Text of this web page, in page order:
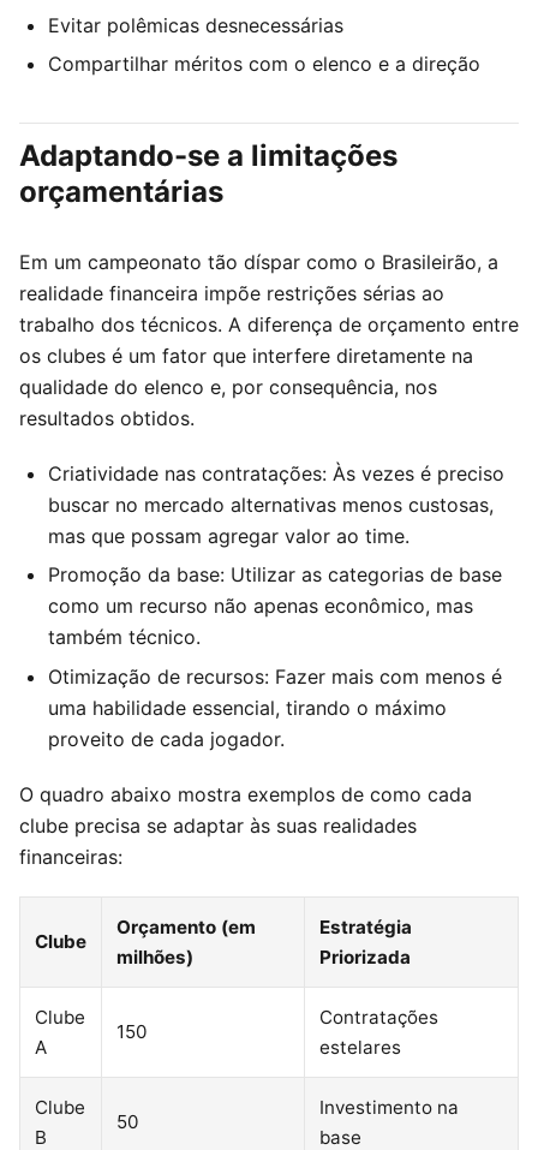
Evitar polêmicas desnecessárias
Compartilhar méritos com o elenco e a direção
Adaptando-se a limitações
orçamentárias
Em um campeonato tão díspar como o Brasileirão, a
realidade financeira impõe restrições sérias ao
trabalho dos técnicos. A diferença de orçamento entre
os clubes é um fator que interfere diretamente na
qualidade do elenco e, por consequência, nos
resultados obtidos.
Criatividade nas contratações: Às vezes é preciso
buscar no mercado alternativas menos custosas,
mas que possam agregar valor ao time.
Promoção da base: Utilizar as categorias de base
como um recurso não apenas econômico, mas
também técnico.
Otimização de recursos: Fazer mais com menos é
uma habilidade essencial, tirando o máximo
proveito de cada jogador.
O quadro abaixo mostra exemplos de como cada
clube precisa se adaptar às suas realidades
financeiras:
Clube
Orçamento (em
milhões)
Estratégia
Priorizada
Clube
A
150
Contratações
estelares
Clube
B
50
Investimento na
base